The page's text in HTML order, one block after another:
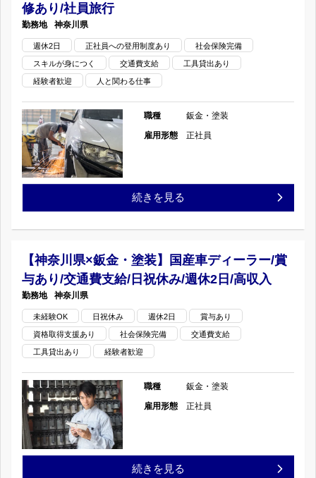
金
塗
装
工】
ン
選
べ
休
修あり/社員旅行
神奈川県
週休2日 正社員への登用制度あり 社会保険完備
スキルが身につく 交通費支給 工具貸出あり
経験者歓迎 人と関わる仕事
職種
鈑金・塗装
雇用形態
正社員
【神
川
県
×
鈑
続きを見る
【神奈川県×鈑金・塗装】国産車ディーラー/賞
与あり/交通費支給/日祝休み/週休2日/高収入
神奈川県
未経験OK 日祝休み 週休2日 賞与あり
資格取得支援あり 社会保険完備 交通費支給
工具貸出あり 経験者歓迎
職種
鈑金・塗装
雇用形態
正社員
【神
続きを見る